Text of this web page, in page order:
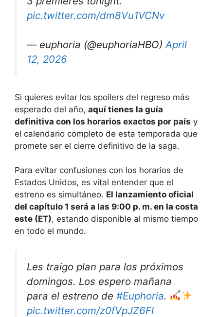
pic.twitter.com/dm8Vu1VCNv
— euphoria (@euphoriaHBO)April
12, 2026
Si quieres evitar los spoilers del regreso más
esperado del año, aquí tienes la guía
definitiva con los horarios exactos por país y
el calendario completo de esta temporada que
promete ser el cierre definitivo de la saga.
Para evitar confusiones con los horarios de
Estados Unidos, es vital entender que el
estreno es simultáneo. El lanzamiento oficial
del capítulo 1 será a las 9:00 p. m. en la costa
este (ET), estando disponible al mismo tiempo
en todo el mundo.
Les traigo plan para los próximos
domingos. Los espero mañana
para el estreno de #Euphoria.
pic.twitter.com/z0fVpJZ6Fl